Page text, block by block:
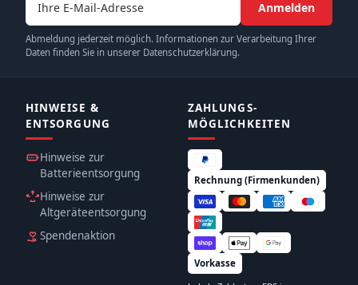
Anmelden
Abmeldung jederzeit möglich. Informationen zur Verarbeitung Ihrer
Daten finden Sie in unserer Datenschutzerklärung.
HINWEISE &
ENTSORGUNG
Hinweise zur
Batterieentsorgung
Hinweise zur
Altgeräteentsorgung
Spendenaktion
ZAHLUNGS­
MÖGLICHKEITEN
Rechnung (Firmenkunden)
Vorkasse